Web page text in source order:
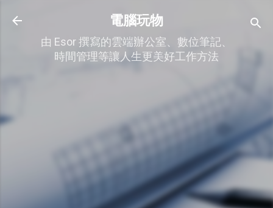
跳到主要內容
電腦玩物
由 Esor 撰寫的雲端辦公室、數位筆記、
時間管理等讓人生更美好工作方法